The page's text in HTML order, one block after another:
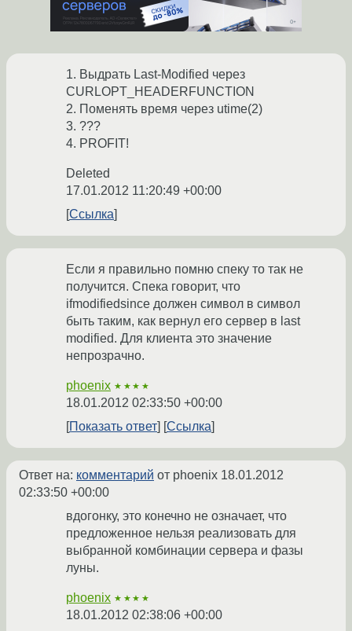
1. Выдрать Last-Modified через
CURLOPT_HEADERFUNCTION
2. Поменять время через utime(2)
3. ???
4. PROFIT!
Deleted
17.01.2012 11:20:49 +00:00
Ссылка
Если я правильно помню спеку то так не
получится. Спека говорит, что
ifmodifiedsince должен символ в символ
быть таким, как вернул его сервер в last
modified. Для клиента это значение
непрозрачно.
phoenix ★★★★
18.01.2012 02:33:50 +00:00
Показать ответ
Ссылка
Ответ на: комментарий от phoenix 18.01.2012
02:33:50 +00:00
вдогонку, это конечно не означает, что
предложенное нельзя реализовать для
выбранной комбинации сервера и фазы
луны.
phoenix ★★★★
18.01.2012 02:38:06 +00:00